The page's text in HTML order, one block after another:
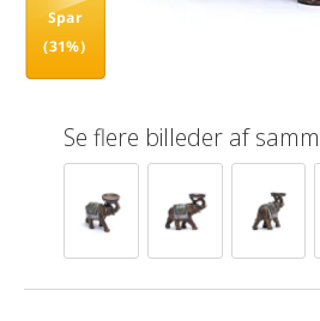
Spar
(31%)
Se flere billeder af